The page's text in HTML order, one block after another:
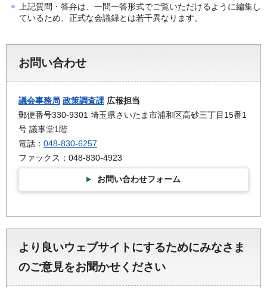
上記質問・答弁は、一問一答形式でご覧いただけるように編集し
ているため、正式な会議録とは若干異なります。
お問い合わせ
議会事務局 政策調査課 広報担当
郵便番号330-9301 埼玉県さいたま市浦和区高砂三丁目15番1
号 議事堂1階
電話： 048-830-6257
ファックス：048-830-4923
お問い合わせフォーム
より良いウェブサイトにするためにみなさま
のご意見をお聞かせください